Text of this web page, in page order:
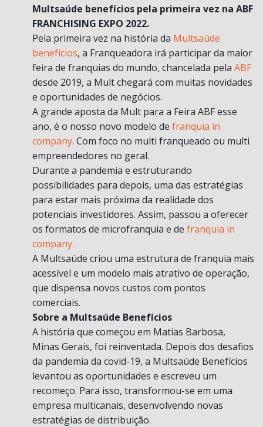
Multsaúde benefícios pela primeira vez na ABF
FRANCHISING EXPO 2022.
Pela primeira vez na história da Multsaúde
benefícios, a Franqueadora irá participar da maior
feira de franquias do mundo, chancelada pela ABF
desde 2019, a Mult chegará com muitas novidades
e oportunidades de negócios.
A grande aposta da Mult para a Feira ABF esse
ano, é o nosso novo modelo de franquia in
company. Com foco no multi franqueado ou multi
empreendedores no geral.
Durante a pandemia e estruturando
possibilidades para depois, uma das estratégias
para estar mais próxima da realidade dos
potenciais investidores. Assim, passou a oferecer
os formatos de microfranquia e de franquia in
company.
A Multsaúde criou uma estrutura de franquia mais
acessível e um modelo mais atrativo de operação,
que dispensa novos custos com pontos
comerciais.
Sobre a Multsaúde Benefícios
A história que começou em Matias Barbosa,
Minas Gerais, foi reinventada. Depois dos desafios
da pandemia da covid-19, a Multsaúde Benefícios
levantou as oportunidades e escreveu um
recomeço. Para isso, transformou-se em uma
empresa multicanais, desenvolvendo novas
estratégias de distribuição.